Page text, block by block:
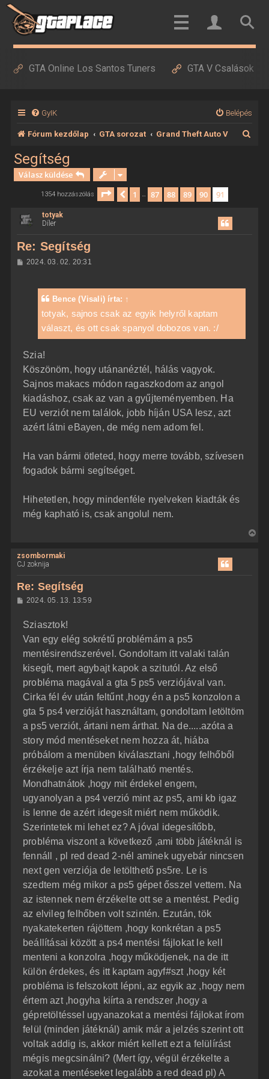
GTA Online Los Santos Tuners GTA V Csalások
GyIK Belépés
Fórum kezdőlap GTA sorozat Grand Theft Auto V
Segítség
Válasz küldése
1354 hozzászólás Oldal: 91/91
Előző
1 … 87 88 89 90 91
totyak
Díler
Re: Segítség
H
2024. 03. 02. 20:31
Bence (Visali)írta: ↑
totyak, sajnos csak az egyik helyről kaptam
választ, és ott csak spanyol dobozos van. :/
Szia!
Köszönöm, hogy utánanéztél, hálás vagyok.
Sajnos makacs módon ragaszkodom az angol
kiadáshoz, csak az van a gyűjteményemben. Ha
EU verziót nem találok, jobb híján USA lesz, azt
azért látni eBayen, de még nem adom fel.
Ha van bármi ötleted, hogy merre tovább, szívesen
fogadok bármi segítséget.
Hihetetlen, hogy mindenféle nyelveken kiadták és
még kapható is, csak angolul nem.
zsombormaki
CJ zoknija
Re: Segítség
H
z
á
s
z
ó
l
s
2024. 05. 13. 13:59
Sziasztok!
Van egy elég sokrétű problémám a ps5
mentésirendszerével. Gondoltam itt valaki talán
kisegít, mert agybajt kapok a szitutól. Az első
probléma magával a gta 5 ps5 verziójával van.
Cirka fél év után feltűnt ,hogy én a ps5 konzolon a
gta 5 ps4 verzióját használtam, gondoltam letöltöm
a ps5 verziót, ártani nem árthat. Na de.....azóta a
story mód mentéseket nem hozza át, hiába
próbálom a menüben kiválasztani ,hogy felhőből
érzékelje azt írja nem található mentés.
Mondhatnátok ,hogy mit érdekel engem,
ugyanolyan a ps4 verzió mint az ps5, ami kb igaz
is lenne de azért idegesít miért nem működik.
Szerintetek mi lehet ez? A jóval idegesítőbb,
probléma viszont a következő ,ami több játéknál is
fennáll , pl red dead 2-nél aminek ugyebár nincsen
next gen verziója de letölthető ps5re. Le is
szedtem még mikor a ps5 gépet ősszel vettem. Na
az istennek nem érzékelte ott se a mentést. Pedig
az elvileg felhőben volt szintén. Ezután, tök
nyakatekerten rájöttem ,hogy konkrétan a ps5
beállításai között a ps4 mentési fájlokat le kell
menteni a konzolra ,hogy működjenek, na de itt
külön érdekes, és itt kaptam agyf#szt ,hogy két
probléma is felszokott lépni, az egyik az ,hogy nem
értem azt ,hogyha kiírta a rendszer ,hogy a
gépretöltéssel ugyanazokat a mentési fájlokat írom
felül (minden játéknál) amik már a jelzés szerint ott
voltak addig is, akkor miért kellett ezt a felülírást
mégis megcsinálni? (Mert így, végül érzékelte a
azokat a mentéseket legalább a red dead pl) A